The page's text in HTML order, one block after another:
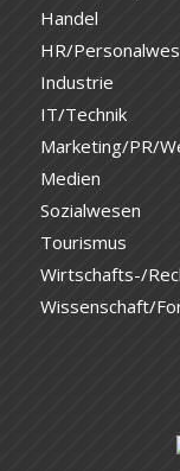
Handel
HR/
Industrie
IT/Technik
Marketing/PR/
Medien
Sozialwesen
Tourismus
Wirtschafts-/
Wissenschaft/